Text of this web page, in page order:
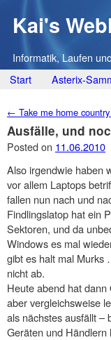
Kai's
Informatik, Laufen
Main menu
Skip
content
Start Asterix-
Post navigation
← Take me home
Ausfälle, und
Posted on 11.06.2010
Also irgendwie haben
vor allem Laptops
fallen nun nach und
Findlingslatop hat ein
Sektoren, und da
Windows es mal
gibt es halt mal Murks
nicht ab.
Heute abend hat
aber vergleichsweise
als nächstes ausfällt –
Geräten und Händlern